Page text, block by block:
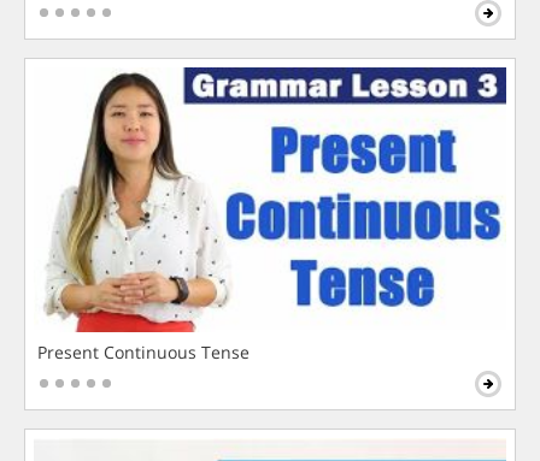
Present Continuous Tense